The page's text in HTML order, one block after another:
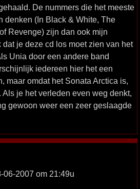
De nummers die het meeste
denken (In Black & White, The
Revenge) zijn dan ook mijn
dat je deze cd los moet zien van het
Unia door een andere band
iedereen hier het een
maar omdat het Sonata Arctica is,
je het verleden even weg denkt,
gewoon weer een zeer geslaagde
06-2007 om 21:49u